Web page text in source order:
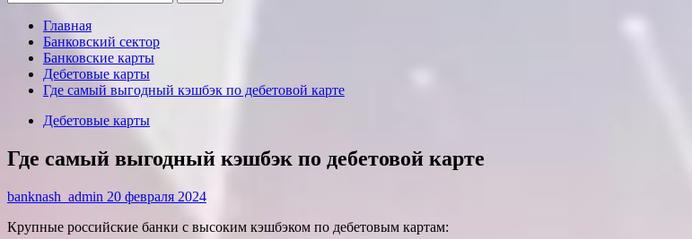
Главная
Банковский сектор
Банковские карты
Дебетовые карты
Где самый выгодный кэшбэк по дебетовой карте
Дебетовые карты
Где самый выгодный кэшбэк по дебетовой карте
banknash_admin 20 февраля 2024
Крупные российские банки с высоким кэшбэком по дебетовым картам: